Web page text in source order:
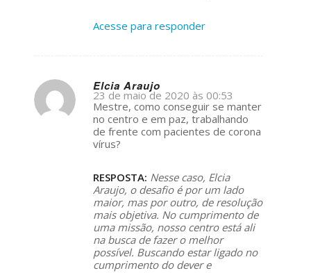
Acesse para responder
Elcia Araujo
s
ays:
23 de maio de 2020 às 00:53
Mestre, como conseguir se manter
no centro e em paz, trabalhando
de frente com pacientes de corona
vírus?
RESPOSTA: Nesse caso, Elcia
Araujo, o desafio é por um lado
maior, mas por outro, de resolução
mais objetiva. No cumprimento de
uma missão, nosso centro está ali
na busca de fazer o melhor
possível. Buscando estar ligado no
cumprimento do dever e